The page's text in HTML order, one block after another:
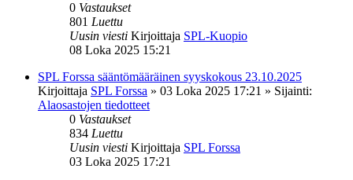
0 Vastaukset
801 Luettu
Uusin viesti Kirjoittaja SPL-Kuopio
08 Loka 2025 15:21
SPL Forssa sääntömääräinen syyskokous 23.10.2025
Kirjoittaja SPL Forssa » 03 Loka 2025 17:21 » Sijainti:
Alaosastojen tiedotteet
0 Vastaukset
834 Luettu
Uusin viesti Kirjoittaja SPL Forssa
03 Loka 2025 17:21